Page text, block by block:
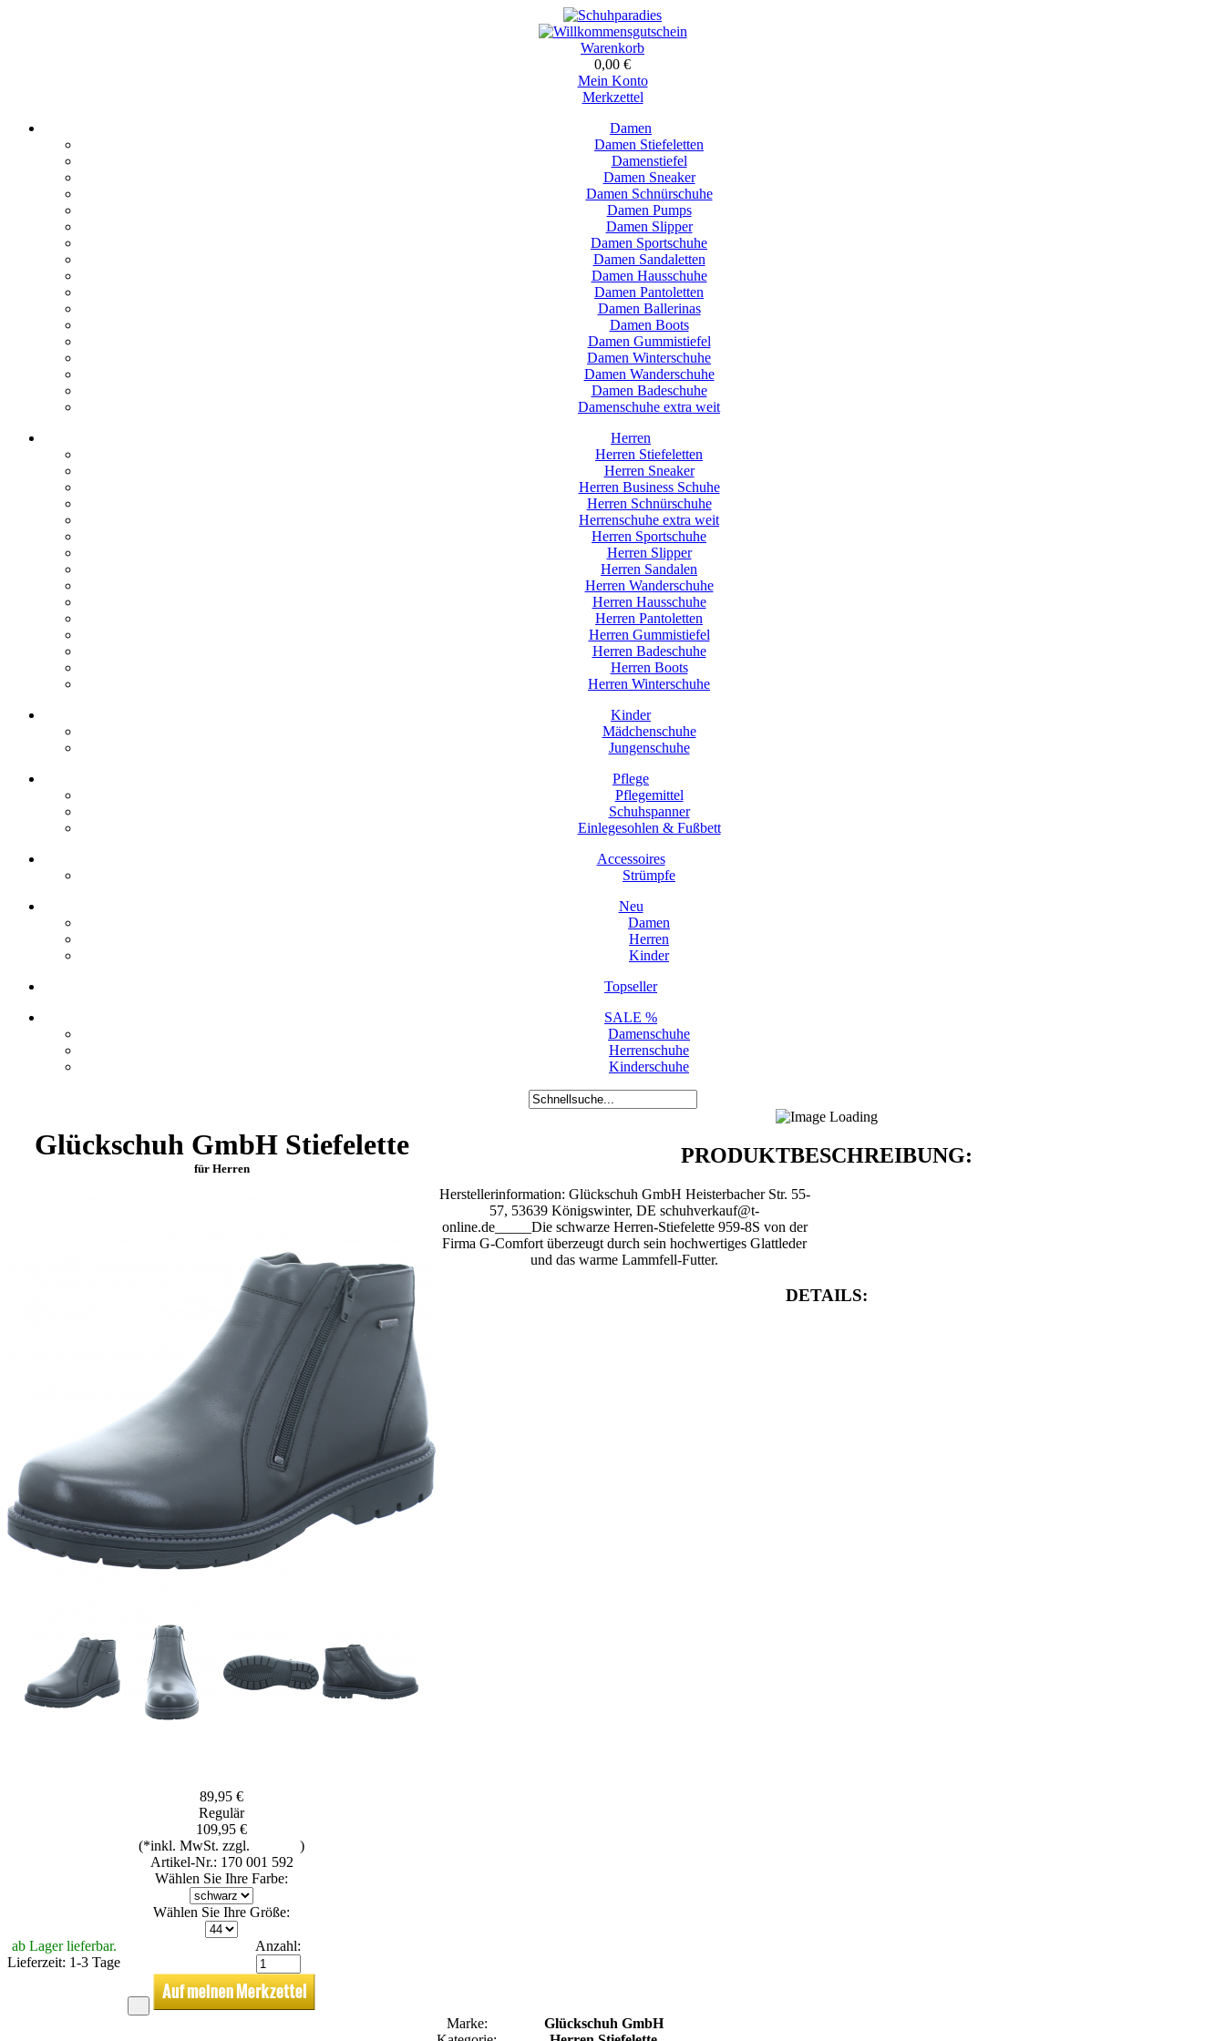
Warenkorb
0,00 €
Mein Konto
Merkzettel
Damen
Damen Stiefeletten
Damenstiefel
Damen Sneaker
Damen Schnürschuhe
Damen Pumps
Damen Slipper
Damen Sportschuhe
Damen Sandaletten
Damen Hausschuhe
Damen Pantoletten
Damen Ballerinas
Damen Boots
Damen Gummistiefel
Damen Winterschuhe
Damen Wanderschuhe
Damen Badeschuhe
Damenschuhe extra weit
Herren
Herren Stiefeletten
Herren Sneaker
Herren Business Schuhe
Herren Schnürschuhe
Herrenschuhe extra weit
Herren Sportschuhe
Herren Slipper
Herren Sandalen
Herren Wanderschuhe
Herren Hausschuhe
Herren Pantoletten
Herren Gummistiefel
Herren Badeschuhe
Herren Boots
Herren Winterschuhe
Kinder
Mädchenschuhe
Jungenschuhe
Pflege
Pflegemittel
Schuhspanner
Einlegesohlen & Fußbett
Accessoires
Strümpfe
Neu
Damen
Herren
Kinder
Topseller
SALE %
Damenschuhe
Herrenschuhe
Kinderschuhe
Glückschuh GmbH Stiefelette
für Herren
89,95 €
Regulär
109,95 €
(*inkl. MwSt. zzgl.
)
Artikel-Nr.: 170 001 592
Wählen Sie Ihre Farbe:
Wählen Sie Ihre Größe:
ab Lager lieferbar.
Lieferzeit: 1-3 Tage
Anzahl:
PRODUKTBESCHREIBUNG:
Herstellerinformation: Glückschuh GmbH Heisterbacher Str. 55-
57, 53639 Königswinter, DE schuhverkauf@t-
online.de_____Die schwarze Herren-Stiefelette 959-8S von der
Firma G-Comfort überzeugt durch sein hochwertiges Glattleder
und das warme Lammfell-Futter.
DETAILS:
Marke:
Glückschuh GmbH